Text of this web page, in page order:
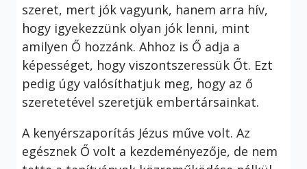
szeret, mert jók vagyunk, hanem arra hív,
hogy igyekezzünk olyan jók lenni, mint
amilyen Ő hozzánk. Ahhoz is Ő adja a
képességet, hogy viszontszeressük Őt. Ezt
pedig úgy valósíthatjuk meg, hogy az ő
szeretetével szeretjük embertársainkat.
A kenyérszaporítás Jézus műve volt. Az
egésznek Ő volt a kezdeményezője, de nem